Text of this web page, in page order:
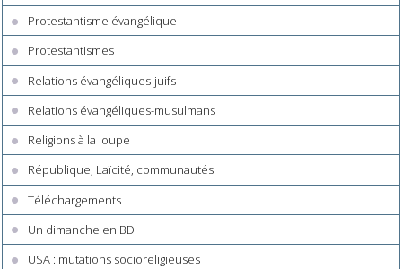
Protestantisme évangélique
Protestantismes
Relations évangéliques-juifs
Relations évangéliques-musulmans
Religions à la loupe
République, Laïcité, communautés
Téléchargements
Un dimanche en BD
USA : mutations socioreligieuses